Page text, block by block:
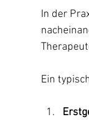
In der
Ein